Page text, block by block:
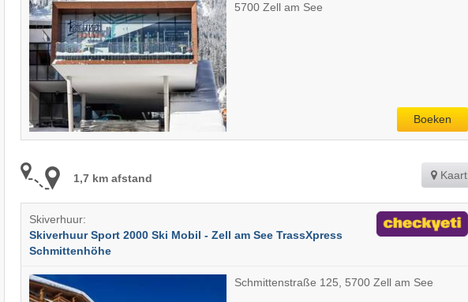
5700 Zell am See
Boeken
1,7 km afstand Kaart
Skiverhuur:
Skiverhuur Sport 2000 Ski Mobil - Zell am See TrassXpress
Schmittenhöhe
Schmittenstraße 125, 5700 Zell am See